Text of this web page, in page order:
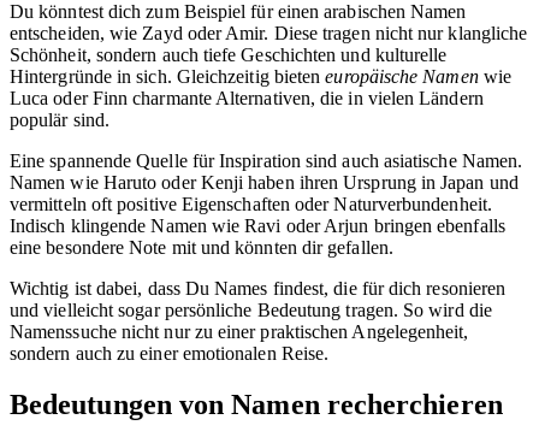
Du könntest dich zum Beispiel für einen arabischen Namen
entscheiden, wie Zayd oder Amir. Diese tragen nicht nur klangliche
Schönheit, sondern auch tiefe Geschichten und kulturelle
Hintergründe in sich. Gleichzeitig bieteneuropäische Namenwie
Luca oder Finn charmante Alternativen, die in vielen Ländern
populär sind.
Eine spannende Quelle für Inspiration sind auch asiatische Namen.
Namen wie Haruto oder Kenji haben ihren Ursprung in Japan und
vermitteln oft positive Eigenschaften oder Naturverbundenheit.
Indisch klingende Namen wie Ravi oder Arjun bringen ebenfalls
eine besondere Note mit und könnten dir gefallen.
Wichtig ist dabei, dass Du Names findest, die für dich resonieren
und vielleicht sogar persönliche Bedeutung tragen. So wird die
Namenssuche nicht nur zu einer praktischen Angelegenheit,
sondern auch zu einer emotionalen Reise.
Bedeutungen von Namen recherchieren